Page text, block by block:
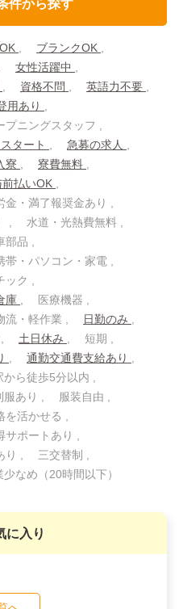
件から探す
ブランクOK
女性活躍中
資格不問
英語力不要
用あり
プニングスタッフ
タート
急募の求人
寮
寮費無料
前払いOK
金・満了報奨金あり
水道・光熱費無料
部品
帯・パソコン・家電
ック
庫
医療機器
流・軽作業
日勤のみ
土日休み
短期
通勤交通費支給あり
から徒歩5分以内
服あり
服装自由
を活かせる
サポートあり
り
三交替制
少なめ（20時間以下）
に入り